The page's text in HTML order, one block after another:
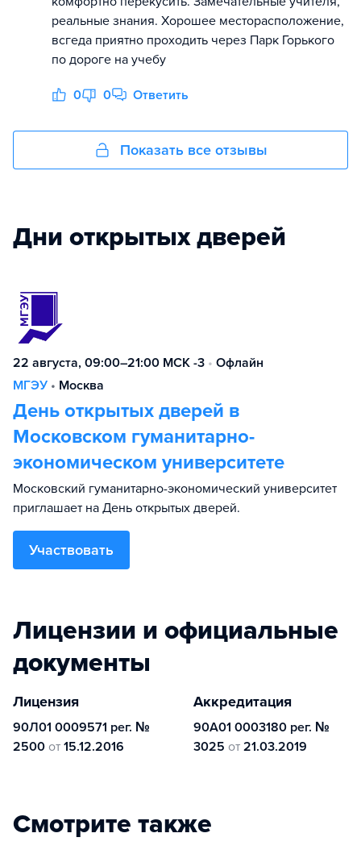
реальные знания. Хорошее месторасположение,
всгеда приятно проходить через Парк Горького
по дороге на учебу
0 0 Ответить
Показать все отзывы
Дни открытых дверей
22 августа, 09:00–21:00 МСК -3 • Офлайн
МГЭУ • Москва
День открытых дверей в
Московском гуманитарно-
экономическом университете
Московский гуманитарно-экономический университет
приглашает на День открытых дверей.
Участвовать
Лицензии и официальные
документы
Лицензия
90Л01 0009571 рег. №
2500 от 15.12.2016
Аккредитация
90А01 0003180 рег. №
3025 от 21.03.2019
Смотрите также